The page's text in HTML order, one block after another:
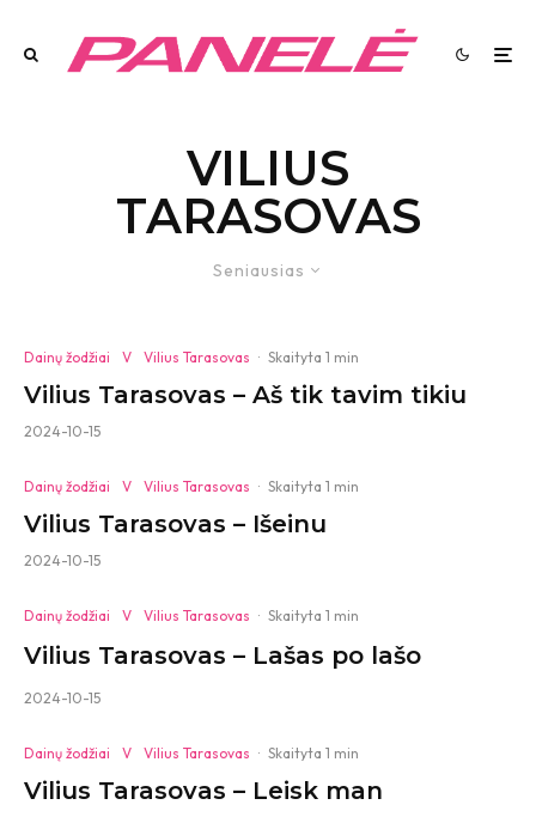
VILIUS
TARASOVAS
Seniausias
Dainų žodžiai V Vilius Tarasovas · Skaityta 1 min
Vilius Tarasovas – Aš tik tavim tikiu
2024-10-15
Dainų žodžiai V Vilius Tarasovas · Skaityta 1 min
Vilius Tarasovas – Išeinu
2024-10-15
Dainų žodžiai V Vilius Tarasovas · Skaityta 1 min
Vilius Tarasovas – Lašas po lašo
2024-10-15
Dainų žodžiai V Vilius Tarasovas · Skaityta 1 min
Vilius Tarasovas – Leisk man